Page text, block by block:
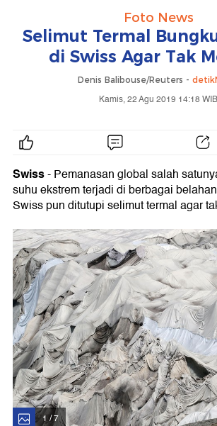
Foto News
Selimut Termal
di Swiss Agar Tak
Denis Balibouse/Reuters -
Kamis, 22 Agu 2019 14:18 WIB
Swiss- Pemanasan global salah
suhu ekstrem terjadi di berbagai
Swiss pun ditutupi selimut termal agar
1 / 7